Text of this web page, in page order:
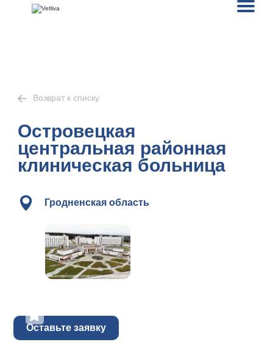
Возврат к списку
Островецкая
центральная районная
клиническая больница
Гродненская область
Оставьте заявку